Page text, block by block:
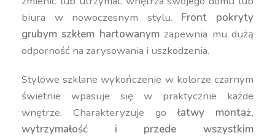
biura w nowoczesnym stylu. Front pokryty
grubym szkłem hartowanymzapewnia mu dużą
odporność na zarysowania i uszkodzenia.
Stylowe szklane wykończenie w kolorze czarnym
świetnie wpasuje się w praktycznie każde
wnętrze. Charakteryzuje gołatwy montaż,
wytrzymałość i przede wszystkim